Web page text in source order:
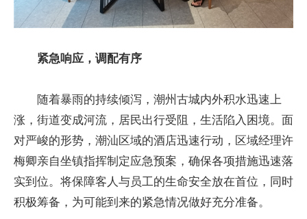
紧急响应，调配有序
随着暴雨的持续倾泻，潮州古城内外积水迅速上
涨，街道变成河流，居民出行受阻，生活陷入困境。面
对严峻的形势，潮汕区域的酒店迅速行动，区域经理许
梅卿亲自坐镇指挥制定应急预案，确保各项措施迅速落
实到位。将保障客人与员工的生命安全放在首位，同时
积极筹备，为可能到来的紧急情况做好充分准备。